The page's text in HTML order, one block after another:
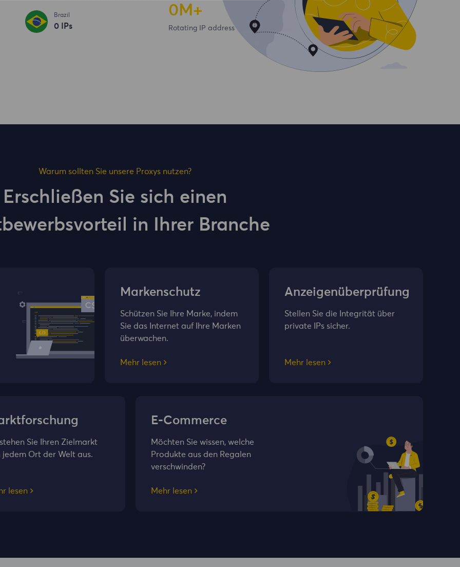
Brazil
0 IPs
0 M+
Rotating IP address
Warum sollten Sie unsere Proxys nutzen?
Erschließen Sie sich einen
in Ihrer Branche
Markenschutz
Schützen Sie Ihre Marke, indem
Sie das Internet auf Ihre Marken
überwachen.
Mehr lesen
Anzeigenüberprüfung
Stellen Sie die Integrität über
private IPs sicher.
Mehr lesen
Sie Ihren Zielmarkt
jedem Ort der Welt aus.
lesen
E-Commerce
Möchten Sie wissen, welche
Produkte aus den Regalen
verschwinden?
Mehr lesen